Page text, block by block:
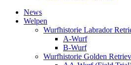
News
Welpen
Wurfhistorie Labrador
A-Wurf
B-Wurf
Wurfhistorie Golden